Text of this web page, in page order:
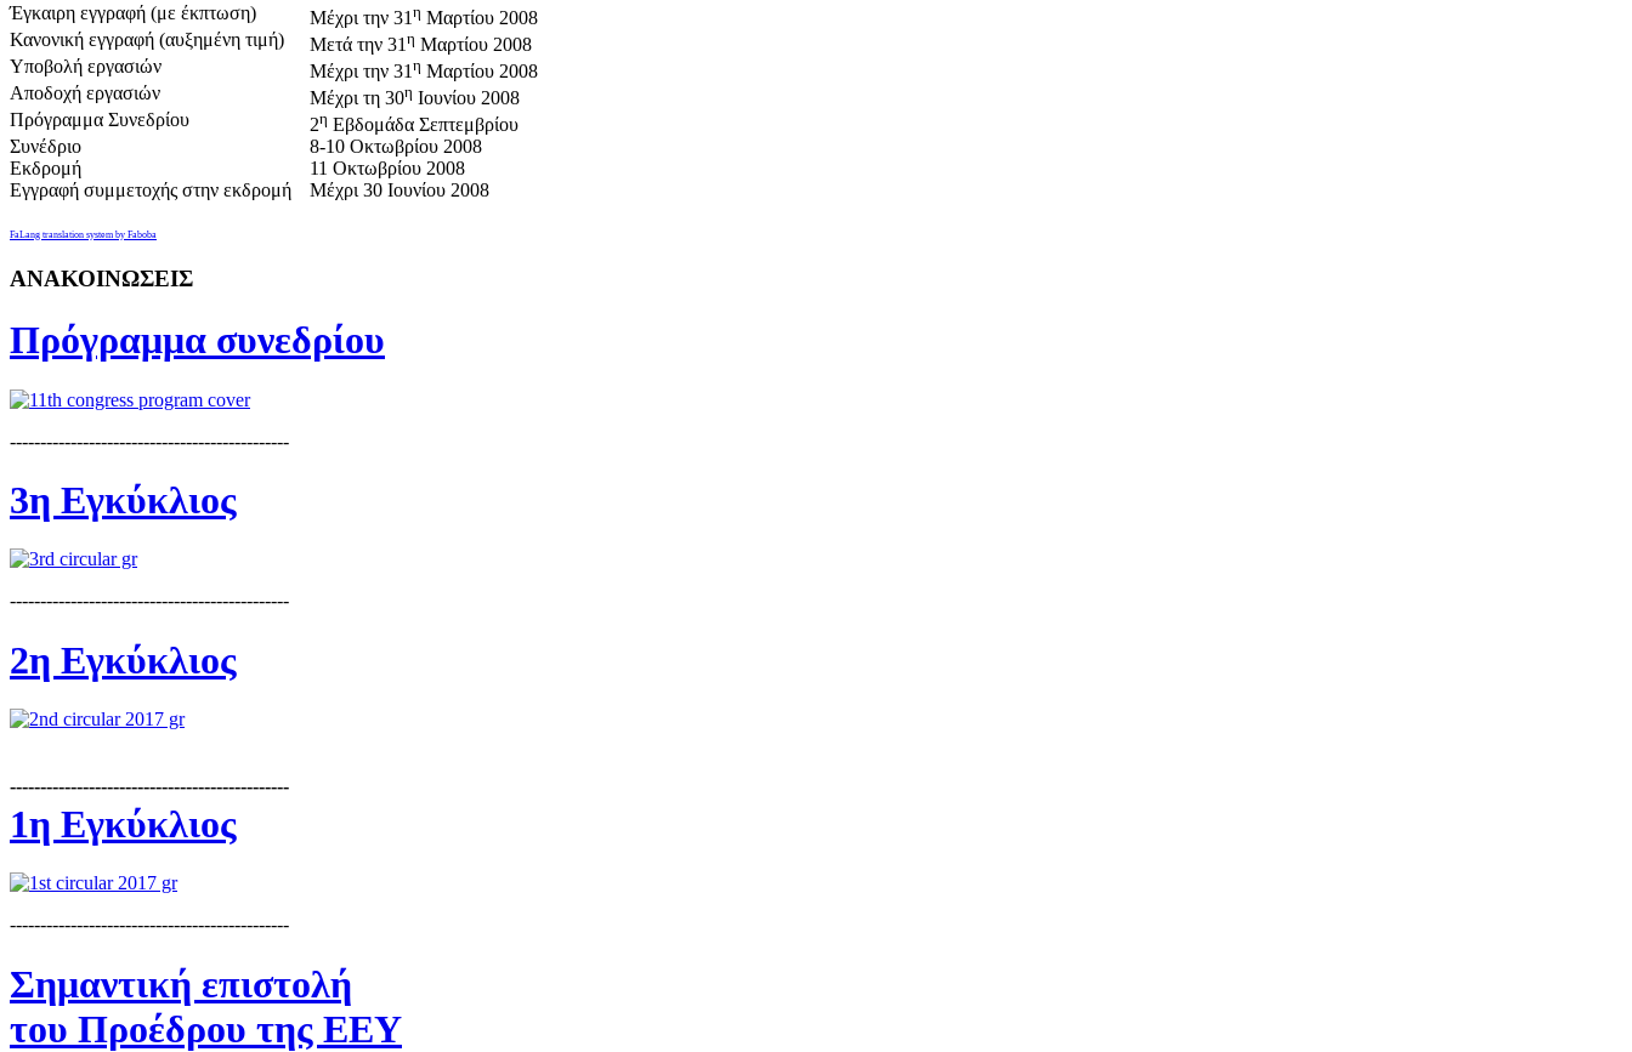
Έγκαιρη εγγραφή (με έκπτωση)
Μέχρι την 31 η Μαρτίου 2008
Κανονική εγγραφή (αυξημένη τιμή)
Μετά την 31 η Μαρτίου 2008
Υποβολή εργασιών
Μέχρι την 31 η Μαρτίου 2008
Αποδοχή εργασιών
Μέχρι τη 30η Ιουνίου 2008
Πρόγραμμα Συνεδρίου
2η Εβδομάδα Σεπτεμβρίου
Συνέδριο
8-10 Οκτωβρίου 2008
Εκδρομή
11 Οκτωβρίου 2008
Εγγραφή συμμετοχής στην εκδρομή
Μέχρι 30 Ιουνίου 2008
FaLang translation system by Faboba
ΑΝΑΚΟΙΝΩΣΕΙΣ
Πρόγραμμα συνεδρίου
----------------------------------------------
3η Εγκύκλιος
----------------------------------------------
2η Εγκύκλιος
----------------------------------------------
1η Εγκύκλιος
----------------------------------------------
Σημαντική επιστολή
του Προέδρου της ΕΕΥ